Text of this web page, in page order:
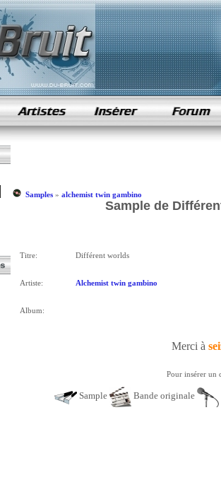
samples de rap
Samples» alchemist twin gambino
Sample de
Titre: Différent worlds
Artiste: Alchemist twin gambino
Album:
Merci à
Pour insérer un
Sample Bande originale